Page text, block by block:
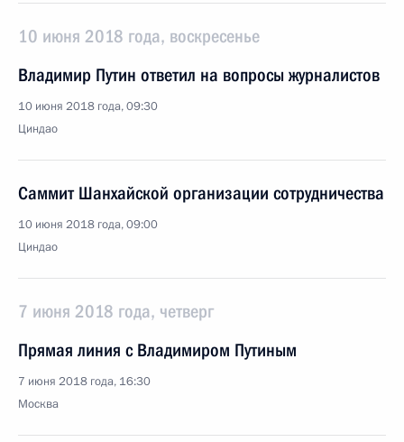
10 июня 2018 года, воскресенье
Владимир Путин ответил на вопросы журналистов
10 июня 2018 года, 09:30
Циндао
Саммит Шанхайской организации сотрудничества
10 июня 2018 года, 09:00
Циндао
7 июня 2018 года, четверг
Прямая линия с Владимиром Путиным
7 июня 2018 года, 16:30
Москва